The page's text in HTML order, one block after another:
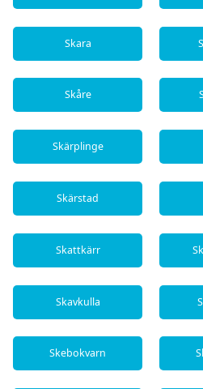
Skara
Skåre
Skärplinge
Skärstad
Skattkärr
Skavkulla
Skebokvarn